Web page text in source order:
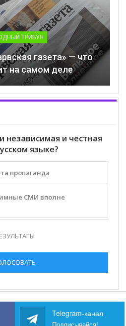
ТРИБУН
газета» — что
на самом деле
независимая и честная
языке?
пропаганда
СМИ вполне
Telegram-канал